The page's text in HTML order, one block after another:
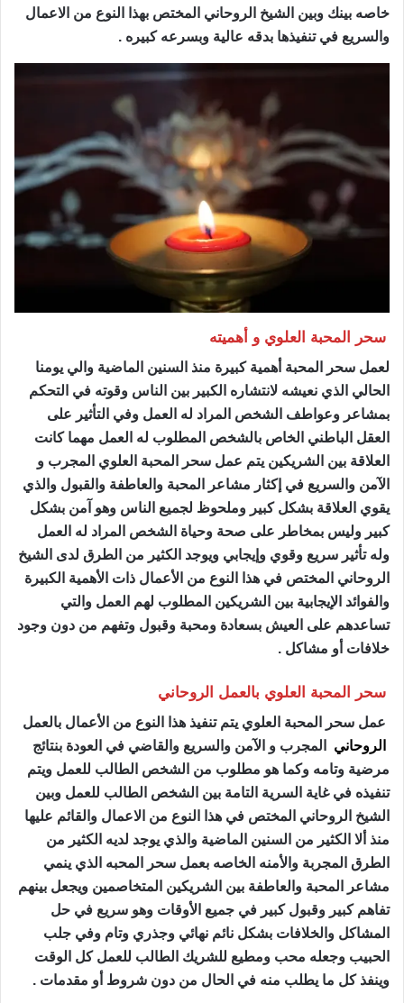
خاصه بينك وبين الشيخ الروحاني المختص بهذا النوع من الاعمال
والسريع في تنفيذها بدقه عالية وبسرعه كبيره .
سحر المحبة العلوي و أهميته
لعمل سحر المحبة أهمية كبيرة منذ السنين الماضية والي يومنا
الحالي الذي نعيشه لانتشاره الكبير بين الناس وقوته في التحكم
بمشاعر وعواطف الشخص المراد له العمل وفي التأثير على
العقل الباطني الخاص بالشخص المطلوب له العمل مهما كانت
العلاقة بين الشريكين يتم عمل سحر المحبة العلوي المجرب و
الآمن والسريع في إكثار مشاعر المحبة والعاطفة والقبول والذي
يقوي العلاقة بشكل كبير وملحوظ لجميع الناس وهو آمن بشكل
كبير وليس بمخاطر على صحة وحياة الشخص المراد له العمل
وله تأثير سريع وقوي وإيجابي ويوجد الكثير من الطرق لدى الشيخ
الروحاني المختص في هذا النوع من الأعمال ذات الأهمية الكبيرة
والفوائد الإيجابية بين الشريكين المطلوب لهم العمل والتي
تساعدهم على العيش بسعادة ومحبة وقبول وتفهم من دون وجود
خلافات أو مشاكل .
سحر المحبة العلوي بالعمل الروحاني
عمل سحر المحبة العلوي يتم تنفيذ هذا النوع من الأعمال بالعمل
الروحاني
المجرب و الآمن والسريع والقاضي في العودة بنتائج
مرضية وتامه وكما هو مطلوب من الشخص الطالب للعمل ويتم
تنفيذه في غاية السرية التامة بين الشخص الطالب للعمل وبين
الشيخ الروحاني المختص في هذا النوع من الاعمال والقائم عليها
منذ ألا الكثير من السنين الماضية والذي يوجد لديه الكثير من
الطرق المجربة والأمنه الخاصه بعمل سحر المحبه الذي ينمي
مشاعر المحبة والعاطفة بين الشريكين المتخاصمين ويجعل بينهم
تفاهم كبير وقبول كبير في جميع الأوقات وهو سريع في حل
المشاكل والخلافات بشكل نائم نهائي وجذري وتام وفي جلب
الحبيب وجعله محب ومطيع للشريك الطالب للعمل كل الوقت
وينفذ كل ما يطلب منه في الحال من دون شروط أو مقدمات .